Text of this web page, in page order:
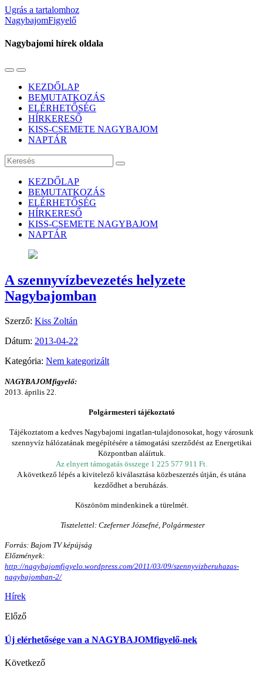
Ugrás a tartalomhoz
NagybajomFigyelő
Nagybajomi hírek oldala
Váltás
mobil
menüre
Használja
keresés
mezőt
KEZDŐLAP
BEMUTATKOZÁS
ELÉRHETŐSÉG
HÍRKERESŐ
KISS-CSEMETE NAGYBAJOM
NAPTÁR
Keresés
KEZDŐLAP
BEMUTATKOZÁS
ELÉRHETŐSÉG
HÍRKERESŐ
KISS-CSEMETE NAGYBAJOM
NAPTÁR
A szennyvízbevezetés helyzete
Nagybajomban
Szerző: Kiss Zoltán
Dátum: 2013-04-22
Kategória: Nem kategorizált
NAGYBAJOMfigyelő:
2013. április 22.
Polgármesteri tájékoztató
Tájékoztatom a kedves Nagybajomi ingatlan-tulajdonosokat, hogy városunk
szennyvíz hálózatának megépítésére a támogatási szerződést az Energetikai
Központban aláírtuk.
Az elnyert támogatás összege 1 225 577 911 Ft.
A következő lépés a kivitelező kiválasztása közbeszerzés útján, és utána
kezdődhet a beruházás.
Köszönöm mindenkinek a türelmét.
Tisztelettel: Czeferner Józsefné, Polgármester
Forrás: Bajom TV képújság
Előzmények:
http://nagybajomfigyelo.wordpress.com/2011/03/09/szennyvizberuhazas-
nagybajomban-2/
Hírek
Előző
Új elérhetősége van a NAGYBAJOMfigyelő-nek
Következő